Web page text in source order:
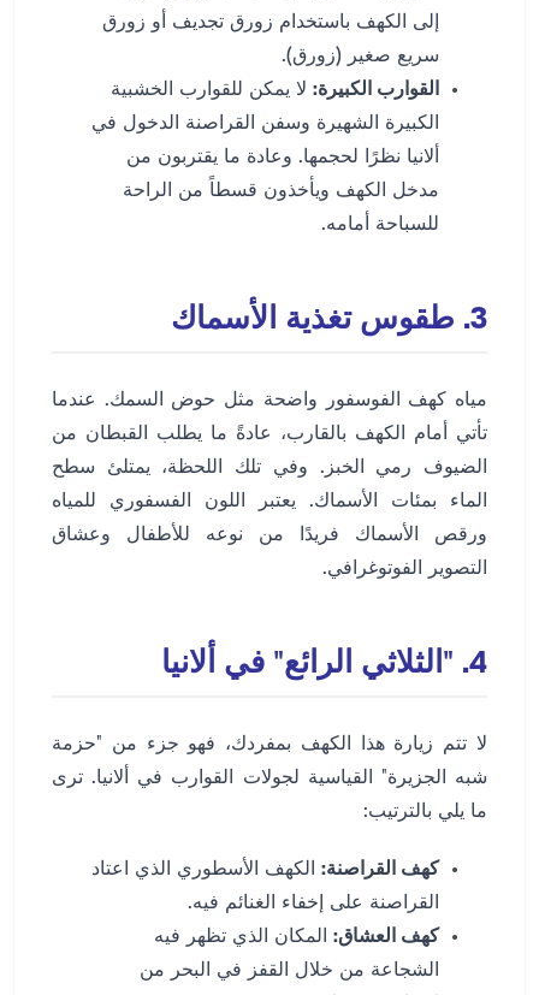
إلى الكهف باستخدام زورق تجديف أو زورق
سريع صغير (زورق).
القوارب الكبيرة: لا يمكن للقوارب الخشبية
الكبيرة الشهيرة وسفن القراصنة الدخول في
ألانيا نظرًا لحجمها. وعادة ما يقتربون من
مدخل الكهف ويأخذون قسطاً من الراحة
للسباحة أمامه.
3. طقوس تغذية الأسماك
مياه كهف الفوسفور واضحة مثل حوض السمك. عندما
تأتي أمام الكهف بالقارب، عادةً ما يطلب القبطان من
الضيوف رمي الخبز. وفي تلك اللحظة، يمتلئ سطح
الماء بمئات الأسماك. يعتبر اللون الفسفوري للمياه
ورقص الأسماك فريدًا من نوعه للأطفال وعشاق
التصوير الفوتوغرافي.
4. "الثلاثي الرائع" في ألانيا
لا تتم زيارة هذا الكهف بمفردك، فهو جزء من "حزمة
شبه الجزيرة" القياسية لجولات القوارب في ألانيا. ترى
ما يلي بالترتيب:
كهف القراصنة: الكهف الأسطوري الذي اعتاد
القراصنة على إخفاء الغنائم فيه.
كهف العشاق: المكان الذي تظهر فيه
الشجاعة من خلال القفز في البحر من